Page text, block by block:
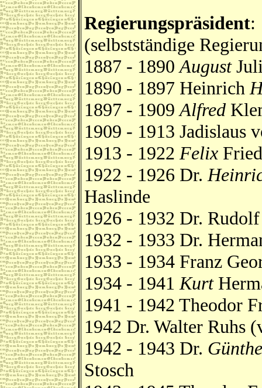
Regierungspräsident:
(selbstständige
1887 - 1890 August
1890 - 1897 Heinrich
1897 - 1909 Alfred
1909 - 1913 Jadislaus
1913 - 1922 Felix
1922 - 1926 Dr.
Haslinde
1926 - 1932 Dr.
1932 - 1933 Dr.
1933 - 1934 Franz
1934 - 1941 Kurt
1941 - 1942 Theodor
1942 Dr. Walter Ruhs
1942 - 1943 Dr.
Stosch